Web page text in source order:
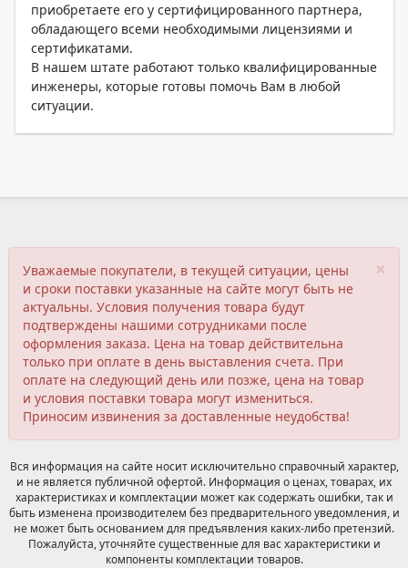
приобретаете его у сертифицированного партнера,
обладающего всеми необходимыми лицензиями и
сертификатами.
В нашем штате работают только квалифицированные
инженеры, которые готовы помочь Вам в любой
ситуации.
×
Уважаемые покупатели, в текущей ситуации, цены
и сроки поставки указанные на сайте могут быть не
актуальны. Условия получения товара будут
подтверждены нашими сотрудниками после
оформления заказа. Цена на товар действительна
только при оплате в день выставления счета. При
оплате на следующий день или позже, цена на товар
и условия поставки товара могут измениться.
Приносим извинения за доставленные неудобства!
Вся информация на сайте носит исключительно справочный характер,
и не является публичной офертой. Информация о ценах, товарах, их
характеристиках и комплектации может как содержать ошибки, так и
быть изменена производителем без предварительного уведомления, и
не может быть основанием для предъявления каких-либо претензий.
Пожалуйста, уточняйте существенные для вас характеристики и
компоненты комплектации товаров.